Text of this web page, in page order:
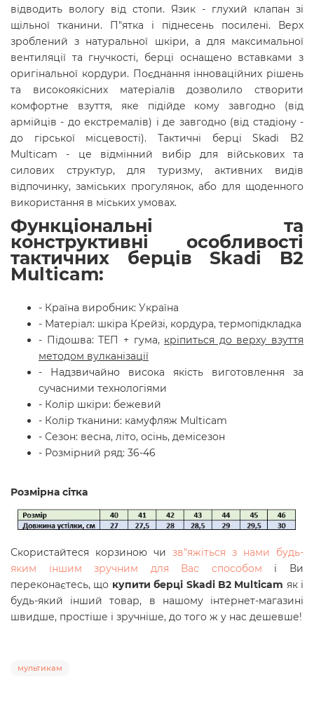
відводить вологу від стопи. Язик - глухий клапан зі
щільної тканини. П"ятка і піднесень посилені. Верх
зроблений з натуральної шкіри, а для максимальної
вентиляції та гнучкості, берці оснащено вставками з
оригінальної кордури. Поєднання інноваційних рішень
та високоякісних матеріалів дозволило створити
комфортне взуття, яке підійде кому завгодно (від
армійців - до екстремалів) і де завгодно (від стадіону -
до гірської місцевості). Тактичні берці Skadi B2
Multicam - це відмінний вибір для військових та
силових структур, для туризму, активних видів
відпочинку, заміських прогулянок, або для щоденного
використання в міських умовах.
Функціональні та
конструктивні особливості
тактичних берців Skadi B2
Multicam:
- Країна виробник: Україна
- Матеріал: шкіра Крейзі, кордура, термопідкладка
- Підошва: ТЕП + гума, кріпиться до верху взуття
методом вулканізації
- Надзвичайно висока якість виготовлення за
сучасними технологіями
- Колір шкіри: бежевий
- Колір тканини: камуфляж Multicam
- Сезон: весна, літо, осінь, демісезон
- Розмірний ряд: 36-46
Розмірна сітка
Скористайтеся корзиною чи зв"яжіться з нами будь-
яким іншим зручним для Вас способом і Ви
переконаєтесь, що купити берці Skadi B2 Multicam як і
будь-який інший товар, в нашому інтернет-магазині
швидше, простіше і зручніше, до того ж у нас дешевше!
мультикам